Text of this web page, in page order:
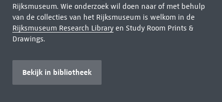
Rijksmuseum. Wie onderzoek wil doen naar of met behulp
van de collecties van het Rijksmuseum is welkom in de
Rijksmuseum Research Libraryen Study Room Prints &
Drawings.
Bekijk in bibliotheek